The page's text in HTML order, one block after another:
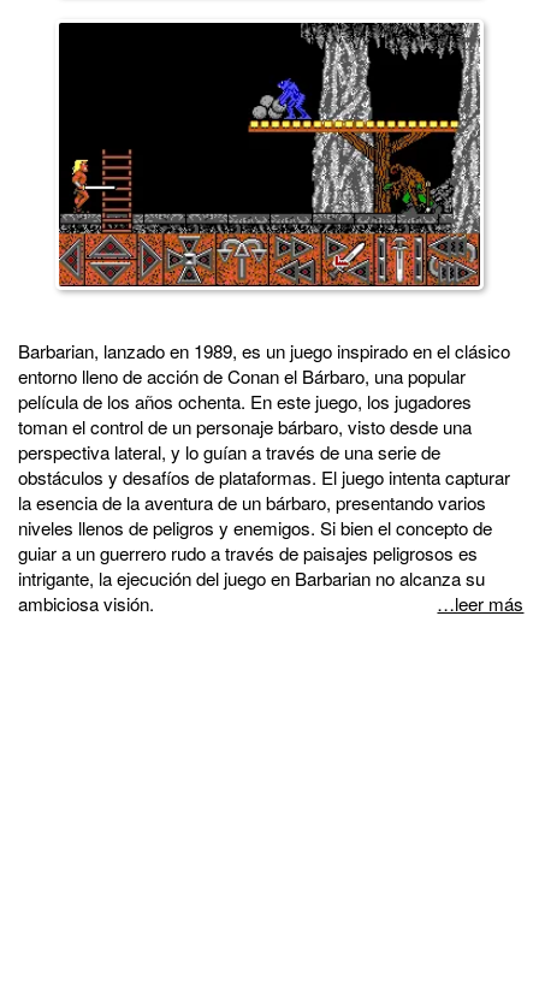
Barbarian, lanzado en 1989, es un juego inspirado en el clásico
entorno lleno de acción de Conan el Bárbaro, una popular
película de los años ochenta. En este juego, los jugadores
toman el control de un personaje bárbaro, visto desde una
perspectiva lateral, y lo guían a través de una serie de
obstáculos y desafíos de plataformas. El juego intenta capturar
la esencia de la aventura de un bárbaro, presentando varios
niveles llenos de peligros y enemigos. Si bien el concepto de
guiar a un guerrero rudo a través de paisajes peligrosos es
intrigante, la ejecución del juego en Barbarian no alcanza su
ambiciosa visión.
…leer más